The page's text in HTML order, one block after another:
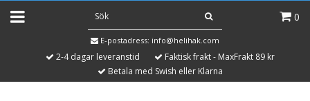
0
E-postadress: info@helihak.com
2-4 dagar leveranstid
Faktisk frakt - MaxFrakt 89 kr
Betala med Swish eller Klarna